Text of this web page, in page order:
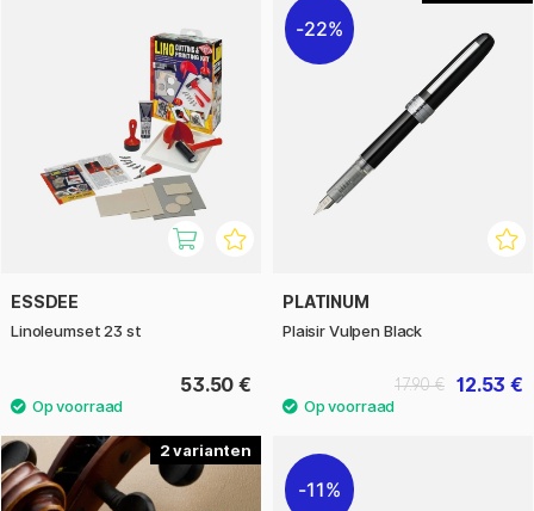
ESSDEE
Linoleumset 23 st
53.50 €
22%
PLATINUM
Plaisir Vulpen Black
12.53 €
17.90 €
2
11%